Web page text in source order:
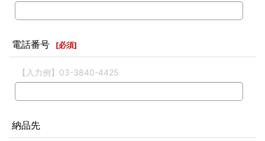
電話番号 [必須]
【入力例】03-3840-4425
納品先